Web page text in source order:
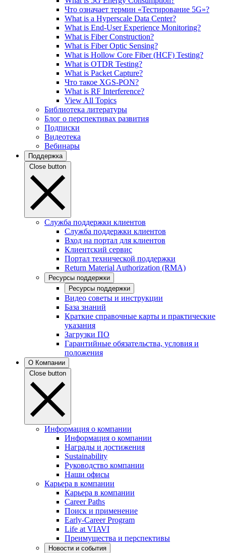
Что означает термин «Тестирование 5G»?
What is a Hyperscale Data Center?
What is End-User Experience Monitoring?
What is Fiber Construction?
What is Fiber Optic Sensing?
What is Hollow Core Fiber (HCF) Testing?
What is OTDR Testing?
What is Packet Capture?
Что такое XGS-PON?
What is RF Interference?
View All Topics
Библиотека литературы
Блог о перспективах развития
Подписки
Видеотека
Вебинары
Поддержка
Close button
Служба поддержки клиентов
Служба поддержки клиентов
Вход на портал для клиентов
Клиентский сервис
Портал технической поддержки
Return Material Authorization (RMA)
Ресурсы поддержки
Ресурсы поддержки
Видео советы и инструкции
База знаний
Краткие справочные карты и практические
указания
Загрузки ПО
Гарантийные обязательства, условия и
положения
О Компании
Close button
Информация о компании
Информация о компании
Награды и достижения
Sustainability
Руководство компании
Наши офисы
Карьера в компании
Карьера в компании
Career Paths
Поиск и применение
Early-Career Program
Life at VIAVI
Преимущества и перспективы
Новости и события